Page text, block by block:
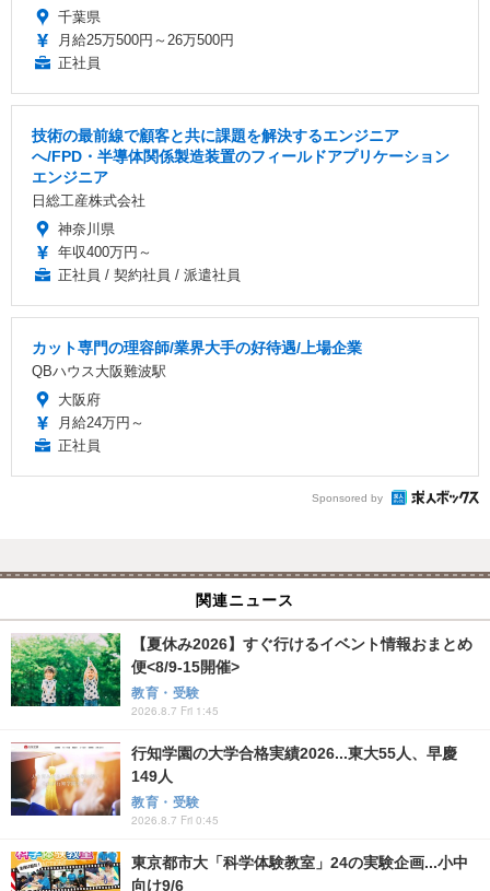
千葉県
月給25万500円～26万500円
正社員
技術の最前線で顧客と共に課題を解決するエンジニア
へ/FPD・半導体関係製造装置のフィールドアプリケーション
エンジニア
日総工産株式会社
神奈川県
年収400万円～
正社員 / 契約社員 / 派遣社員
カット専門の理容師/業界大手の好待遇/上場企業
QBハウス大阪難波駅
大阪府
月給24万円～
正社員
Sponsored by
関連ニュース
【夏休み2026】すぐ行けるイベント情報おまとめ
便<8/9-15開催>
教育・受験
2026.8.7 Fri 1:45
行知学園の大学合格実績2026...東大55人、早慶
149人
教育・受験
2026.8.7 Fri 0:45
東京都市大「科学体験教室」24の実験企画...小中
向け9/6